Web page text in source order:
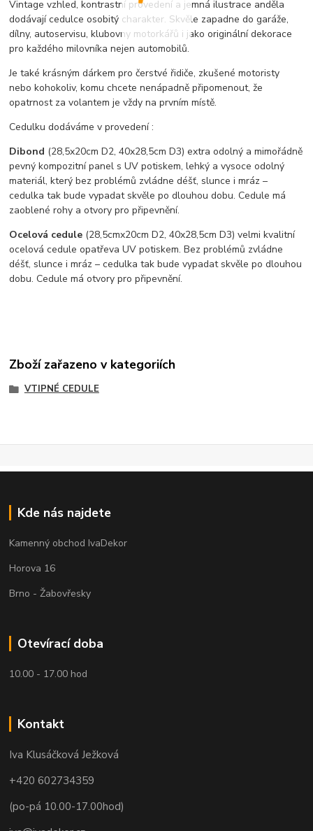
Vintage vzhled, kontrastní provedení a jemná ilustrace anděla
dodávají cedulce osobitý charakter. Skvěle zapadne do garáže,
dílny, autoservisu, klubovny motorkářů i jako originální dekorace
pro každého milovníka nejen automobilů.
Je také krásným dárkem pro čerstvé řidiče, zkušené motoristy
nebo kohokoliv, komu chcete nenápadně připomenout, že
opatrnost za volantem je vždy na prvním místě.
Cedulku dodáváme v provedení :
Dibond (28,5x20cm D2, 40x28,5cm D3) extra odolný a mimořádně
pevný kompozitní panel s UV potiskem, lehký a vysoce odolný
materiál, který bez problémů zvládne déšť, slunce i mráz –
cedulka tak bude vypadat skvěle po dlouhou dobu. Cedule má
zaoblené rohy a otvory pro připevnění.
Ocelová cedule (28,5cmx20cm D2, 40x28,5cm D3) velmi kvalitní
ocelová cedule opatřeva UV potiskem. Bez problémů zvládne
déšť, slunce i mráz – cedulka tak bude vypadat skvěle po dlouhou
dobu. Cedule má otvory pro připevnění.
Zboží zařazeno v kategoriích
VTIPNÉ CEDULE
Kde nás najdete
Kamenný obchod IvaDekor
Horova 16
Brno - Žabovřesky
Otevírací doba
10.00 - 17.00 hod
Kontakt
Iva Klusáčková Ježková
+420 602734359
(po-pá 10.00-17.00hod)